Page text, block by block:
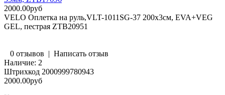
2000.00руб
VELO Оплетка на руль,VLT-1011SG-37 200х3см, EVA+VEG
GEL, пестрая ZTB20951
0 отзывов | Написать отзыв
Наличие: 2
Штрихкод 2000999780943
2000.00руб